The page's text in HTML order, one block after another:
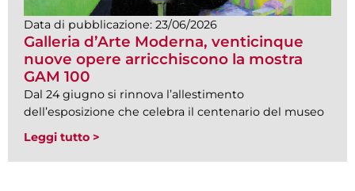
Data di pubblicazione: 23/06/2026
Galleria d’Arte Moderna, venticinque
nuove opere arricchiscono la mostra
GAM 100
Dal 24 giugno si rinnova l’allestimento
dell’esposizione che celebra il centenario del museo
Leggi tutto >